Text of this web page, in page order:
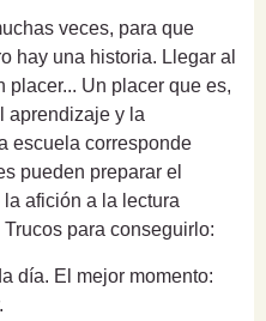
veces, para que
hay una historia. Llegar al
placer... Un placer que es,
aprendizaje y la
escuela corresponde
pueden preparar el
afición a la lectura
para conseguirlo:
día. El mejor momento: